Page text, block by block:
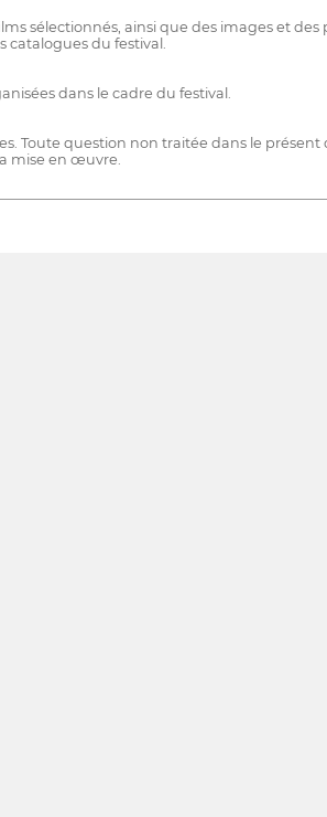
sélectionnés, ainsi que des images et
catalogues du festival.
dans le cadre du festival.
Toute question non traitée dans le
mise en œuvre.